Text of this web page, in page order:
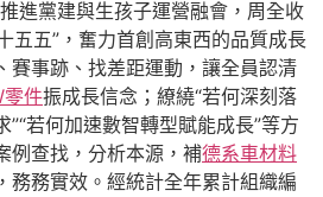
進黨建與生孩子運營融會，周全收
五五”，奮力首創高東西的品質成長
賽事跡、找差距運動，讓全員認清
零件振成長信念；繚繞“若何深刻落
若何加速數智轉型賦能成長”等方
例查找，分析本源，補德系車材料
務務實效。經統計全年累計組織編